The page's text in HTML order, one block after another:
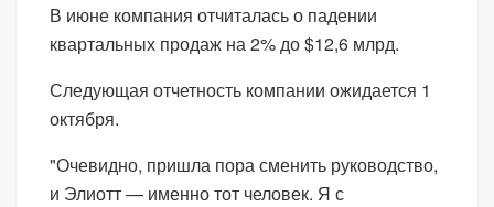
В июне компания отчиталась о падении
квартальных продаж на 2% до $12,6 млрд.
Следующая отчетность компании ожидается 1
октября.
"Очевидно, пришла пора сменить руководство,
и Элиотт — именно тот человек. Я с